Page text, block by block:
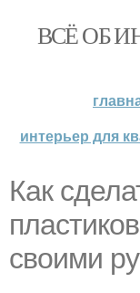
ВСЁ ОБ
интерьер для
Как
своими